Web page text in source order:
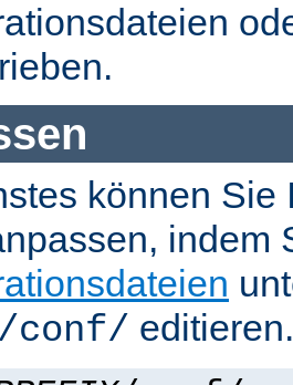
können Sie
indem
conf/ editieren.